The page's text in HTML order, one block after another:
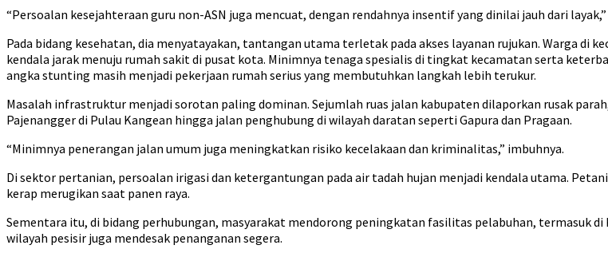
“Persoalan kesejahteraan guru non-ASN juga mencuat, dengan rendahnya insentif yang dinilai jauh dari
Pada bidang kesehatan, dia menyatayakan, tantangan utama terletak pada akses layanan rujukan. Warga di
kendala jarak menuju rumah sakit di pusat kota. Minimnya tenaga spesialis di tingkat kecamatan serta
angka stunting masih menjadi pekerjaan rumah serius yang membutuhkan langkah lebih terukur.
Masalah infrastruktur menjadi sorotan paling dominan. Sejumlah ruas jalan kabupaten dilaporkan rusak
Pajenangger di Pulau Kangean hingga jalan penghubung di wilayah daratan seperti Gapura dan Pragaan.
“Minimnya penerangan jalan umum juga meningkatkan risiko kecelakaan dan kriminalitas,” imbuhnya.
Di sektor pertanian, persoalan irigasi dan ketergantungan pada air tadah hujan menjadi kendala utama.
kerap merugikan saat panen raya.
Sementara itu, di bidang perhubungan, masyarakat mendorong peningkatan fasilitas pelabuhan, termasuk di
wilayah pesisir juga mendesak penanganan segera.